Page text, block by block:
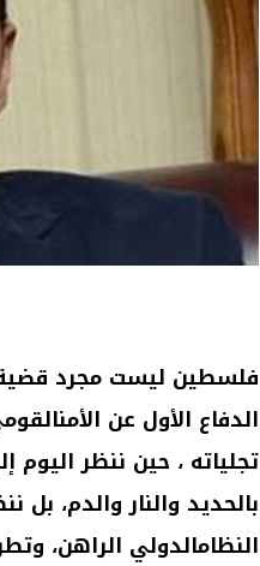
فلسطين ليست مجرد
الدفاع الأول عن
تجلياته ، حين ننظر اليوم
بالحديد والنار والدم، بل
النظامالدولي الراهن،